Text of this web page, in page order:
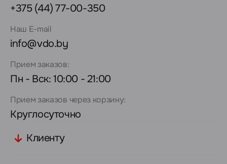
+375 (44) 77-00-350
Наш E-mail
info@vdo.by
Прием заказов:
Пн - Вск: 10:00 - 21:00
Прием заказов через корзину:
Круглосуточно
Клиенту